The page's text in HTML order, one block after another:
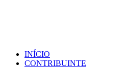
INÍCIO
CONTRIBUINTE